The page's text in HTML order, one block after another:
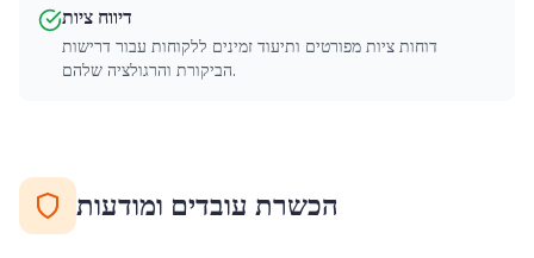
דיווח ציות
דוחות ציות מפורטים ותיעוד זמינים ללקוחות עבור דרישות
הביקורת והרגולציה שלהם.
הכשרת עובדים ומודעות